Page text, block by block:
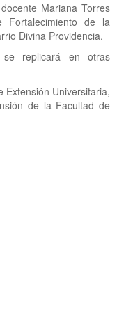
Mariana Torres
de la
Divina Providencia.
replicará en otras
Extensión Universitaria,
de la Facultad de